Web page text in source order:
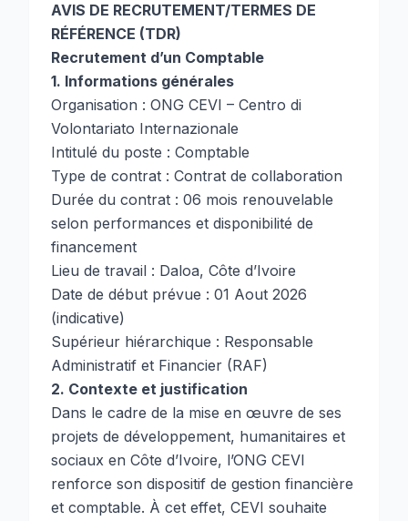
AVIS DE RECRUTEMENT/TERMES DE
RÉFÉRENCE (TDR)
Recrutement d’un Comptable
1. Informations générales
Organisation : ONG CEVI – Centro di
Volontariato Internazionale
Intitulé du poste : Comptable
Type de contrat : Contrat de collaboration
Durée du contrat : 06 mois renouvelable
selon performances et disponibilité de
financement
Lieu de travail : Daloa, Côte d’Ivoire
Date de début prévue : 01 Aout 2026
(indicative)
Supérieur hiérarchique : Responsable
Administratif et Financier (RAF)
2. Contexte et justification
Dans le cadre de la mise en œuvre de ses
projets de développement, humanitaires et
sociaux en Côte d’Ivoire, l’ONG CEVI
renforce son dispositif de gestion financière
et comptable. À cet effet, CEVI souhaite